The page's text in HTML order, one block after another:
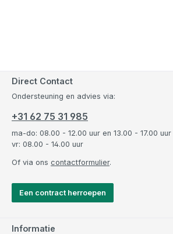
Direct Contact
Ondersteuning en advies via:
+31 62 75 31 985
ma-do: 08.00 - 12.00 uur en 13.00 - 17.00 uur
vr: 08.00 - 14.00 uur
Of via ons contactformulier.
Een contract herroepen
Informatie